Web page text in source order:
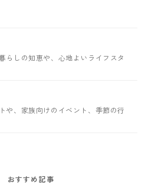
らしの知恵や、心地よいライフスタ
や、家族向けのイベント、季節の行
おすすめ記事